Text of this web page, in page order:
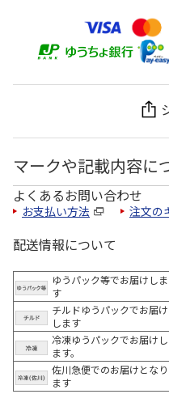
マークや記載内容に
よくあるお問い合わせ
お支払い方法 注文の
配送情報について
ゆうパック等でお届けしま
す
チルドゆうパックでお届け
します
冷凍ゆうパックでお届けし
ます。
佐川急便でのお届けとなり
ます